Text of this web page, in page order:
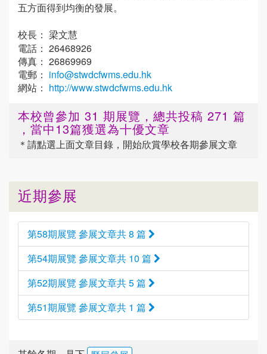
五方面得到均衡的發展。
校長： 梁文慧
電話： 26468926
傳真： 26869969
電郵： info@stwdcfwms.edu.hk
網站： http://www.stwdcfwms.edu.hk
本校曾參加 31 期展覽，總共投稿 271 篇
，當中13篇獲選為十優文章
＊請點選上面文章目錄，開始欣賞學校各期參展文章
近期參展
第58期展覽 參展文章共 8 篇
第54期展覽 參展文章共 10 篇
第52期展覽 參展文章共 5 篇
第51期展覽 參展文章共 1 篇